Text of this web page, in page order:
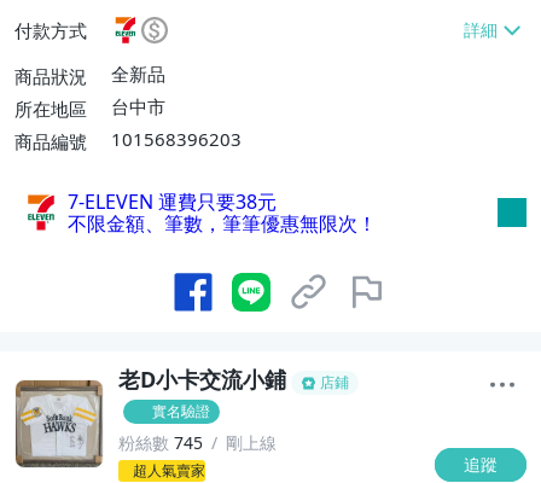
EVEN取貨不付款【單件運費$38】、宅配/
貨運【單件運費$60、消費滿$1000免運
費】、郵局掛號【單件運費$31、滿10件或
消費滿$700免運費】、低溫配送【單件運
付款方式
商品狀況
全新品
所在地區
台中市
商品編號
101568396203
7-ELEVEN 運費只要38元
不限金額、筆數，筆筆優惠無限次！
老D小卡交流小鋪
店鋪
實名驗證
粉絲數 745 剛上線
超人氣賣家 追蹤